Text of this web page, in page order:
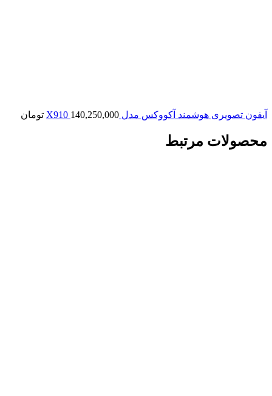
آیفون تصویری هوشمند آکووکس مدل X910 140,250,000 تومان
محصولات مرتبط